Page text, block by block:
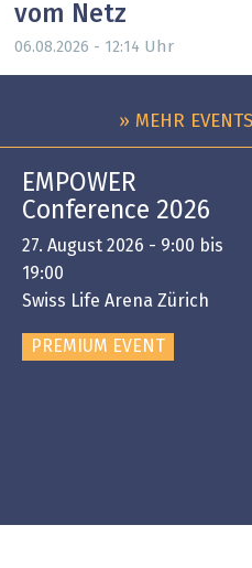
vom Netz
06.08.2026 - 12:14 Uhr
» MEHR EVENTS
EMPOWER
Conference 2026
27. August 2026 - 9:00 bis
19:00
Swiss Life Arena Zürich
PREMIUM EVENT